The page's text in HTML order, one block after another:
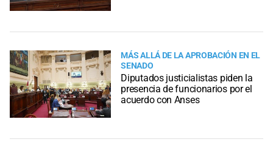
MÁS ALLÁ DE LA APROBACIÓN EN EL
SENADO
Diputados justicialistas piden la
presencia de funcionarios por el
acuerdo con Anses